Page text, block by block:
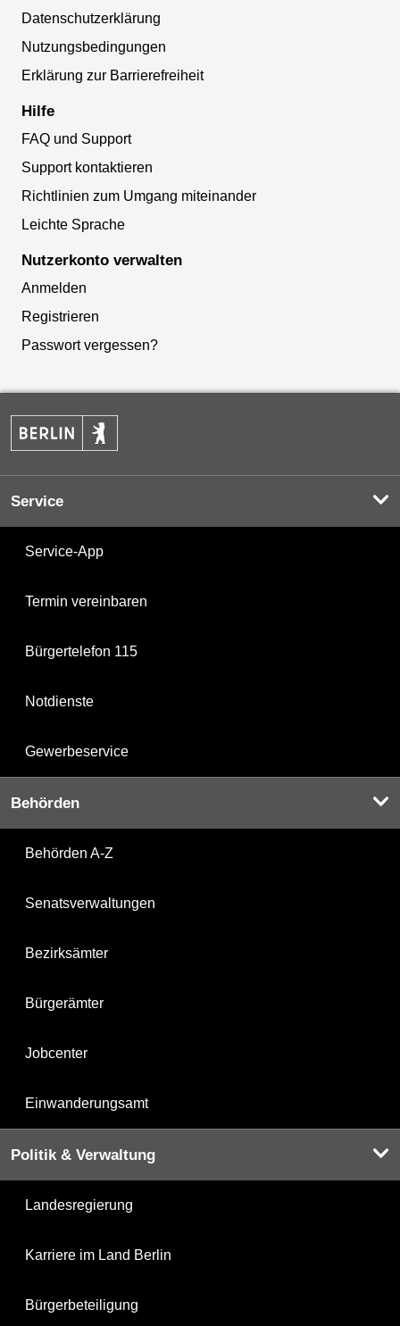
Datenschutzerklärung
Nutzungsbedingungen
Erklärung zur Barrierefreiheit
Hilfe
FAQ und Support
Support kontaktieren
Richtlinien zum Umgang miteinander
Leichte Sprache
Nutzerkonto verwalten
Anmelden
Registrieren
Passwort vergessen?
Service
Service-App
Termin vereinbaren
Bürgertelefon 115
Notdienste
Gewerbeservice
Behörden
Behörden A-Z
Senatsverwaltungen
Bezirksämter
Bürgerämter
Jobcenter
Einwanderungsamt
Politik & Verwaltung
Landesregierung
Karriere im Land Berlin
Bürgerbeteiligung